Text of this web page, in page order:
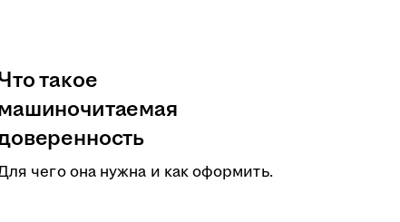
такое
чего она нужна и как оформить.